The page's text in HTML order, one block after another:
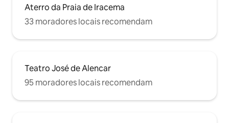
Aterro da Praia de Iracema
33 moradores locais recomendam
Teatro José de Alencar
95 moradores locais recomendam